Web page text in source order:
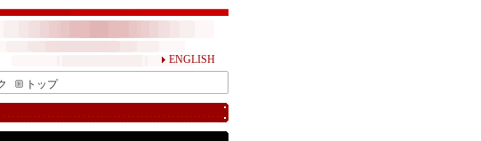
ENGLISH
トップ